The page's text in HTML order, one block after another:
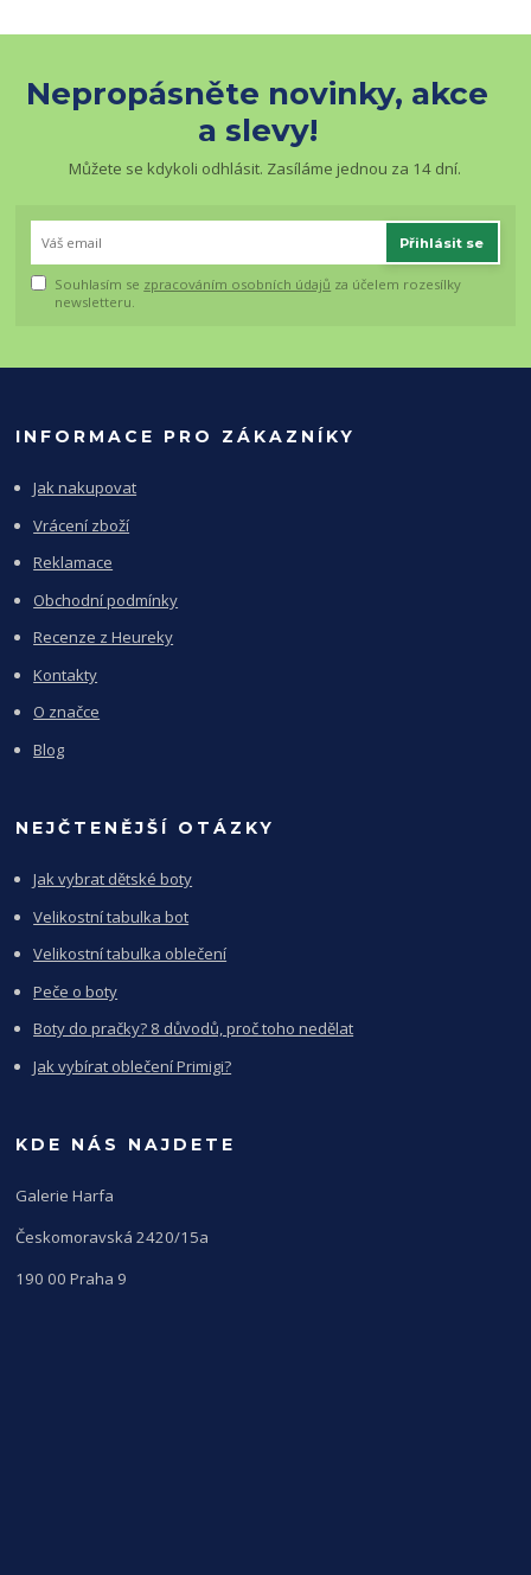
Nepropásněte novinky, akce
a slevy!
Můžete se kdykoli odhlásit. Zasíláme jednou za 14 dní.
Přihlásit se
Souhlasím se zpracováním osobních údajů za účelem rozesílky
newsletteru.
INFORMACE PRO ZÁKAZNÍKY
Jak nakupovat
Vrácení zboží
Reklamace
Obchodní podmínky
Recenze z Heureky
Kontakty
O značce
Blog
NEJČTENĚJŠÍ OTÁZKY
Jak vybrat dětské boty
Velikostní tabulka bot
Velikostní tabulka oblečení
Peče o boty
Boty do pračky? 8 důvodů, proč toho nedělat
Jak vybírat oblečení Primigi?
KDE NÁS NAJDETE
Galerie Harfa
Českomoravská 2420/15a
190 00 Praha 9